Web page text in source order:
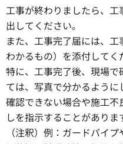
工事が終わりましたら、
出してください。
また、工事完了届には、
わかるもの）を添付してく
特に、工事完了後、現場
ては、写真で分かるように
確認できない場合や施工
しを指示することがありま
（注釈）例：ガードパイ